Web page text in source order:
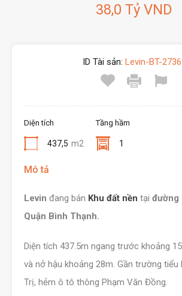
38,0 Tỷ VND
ID Tài sản: Levin-BT-
Diện tích
437,5 m2
Tầng hầm
1
Mô tả
Levin đang bán Khu đất nền tại đường
Quận Bình Thạnh.
Diện tích 437.5m ngang trước khoảng
và nở hậu khoảng 28m. Gần trường tiểu
Trị, hẻm ô tô thông Phạm Văn Đồng.